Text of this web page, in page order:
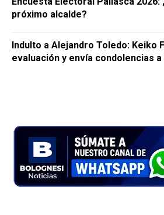
próximo alcalde?
Indulto a Alejandro Toledo: Keiko
evaluación y envía condolencias a